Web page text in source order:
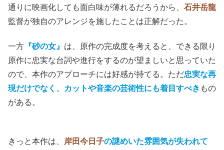
通りに映画化しても面白味が薄れるだろうから、 石井岳龍
監督が独自のアレンジを施したことは正解だった。
一方 『砂の女』 は、原作の完成度を考えると、できる限り
原作に忠実な台詞や進行をするのが望ましいと思っていた
ので、本作のアプローチには好感が持てる。ただ忠実な再
現だけでなく、カットや音楽の芸術性にも着目すべき もの
がある。
きっと本作は、 岸田今日子の謎めいた雰囲気が失われて